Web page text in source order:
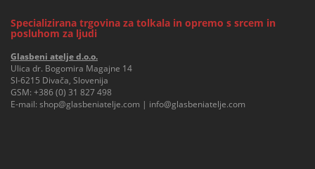
Specializirana trgovina za tolkala in opremo s srcem in
posluhom za ljudi
Glasbeni atelje d.o.o.
Ulica dr. Bogomira Magajne 14
SI-6215 Divača, Slovenija
GSM: +386 (0) 31 827 498
E-mail: shop@glasbeniatelje.com | info@glasbeniatelje.com